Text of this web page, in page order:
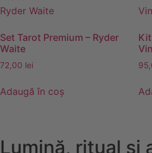
Set Tarot Premium – Ryder
Waite
72,00 lei
Adaugă în coș
Lumină, ritual și